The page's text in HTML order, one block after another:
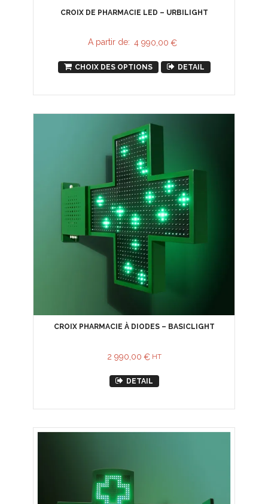
CROIX DE PHARMACIE LED – URBILIGHT
A partir de: 4 990,00 €
CHOIX DES OPTIONS DETAIL
CROIX PHARMACIE À DIODES – BASICLIGHT
2 990,00 € HT
DETAIL